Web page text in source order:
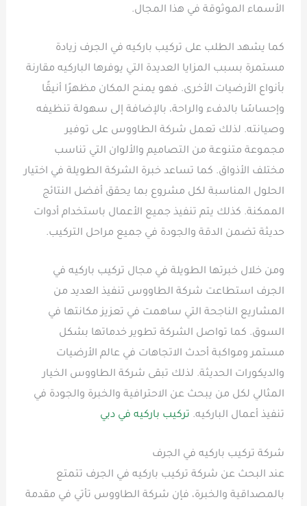
الأسماء الموثوقة في هذا المجال.
كما يشهد الطلب على تركيب باركيه في الجرف زيادة
مستمرة بسبب المزايا العديدة التي يوفرها الباركيه مقارنة
بأنواع الأرضيات الأخرى. فهو يمنح المكان مظهرًا أنيقًا
وإحساسًا بالدفء والراحة، بالإضافة إلى سهولة تنظيفه
وصيانته. لذلك تعمل شركة الطاووس على توفير
مجموعة متنوعة من التصاميم والألوان التي تناسب
مختلف الأذواق. كما تساعد خبرة الشركة الطويلة في اختيار
الحلول المناسبة لكل مشروع بما يحقق أفضل النتائج
الممكنة. كذلك يتم تنفيذ جميع الأعمال باستخدام أدوات
حديثة تضمن الدقة والجودة في جميع مراحل التركيب.
ومن خلال خبرتها الطويلة في مجال تركيب باركيه في
الجرف استطاعت شركة الطاووس تنفيذ العديد من
المشاريع الناجحة التي ساهمت في تعزيز مكانتها في
السوق. كما تواصل الشركة تطوير خدماتها بشكل
مستمر ومواكبة أحدث الاتجاهات في عالم الأرضيات
والديكورات الحديثة. لذلك تبقى شركة الطاووس الخيار
المثالي لكل من يبحث عن الاحترافية والخبرة والجودة في
تنفيذ أعمال الباركيه. تركيب باركيه في دبي
شركة تركيب باركيه في الجرف
عند البحث عن شركة تركيب باركيه في الجرف تتمتع
بالمصداقية والخبرة، فإن شركة الطاووس تأتي في مقدمة